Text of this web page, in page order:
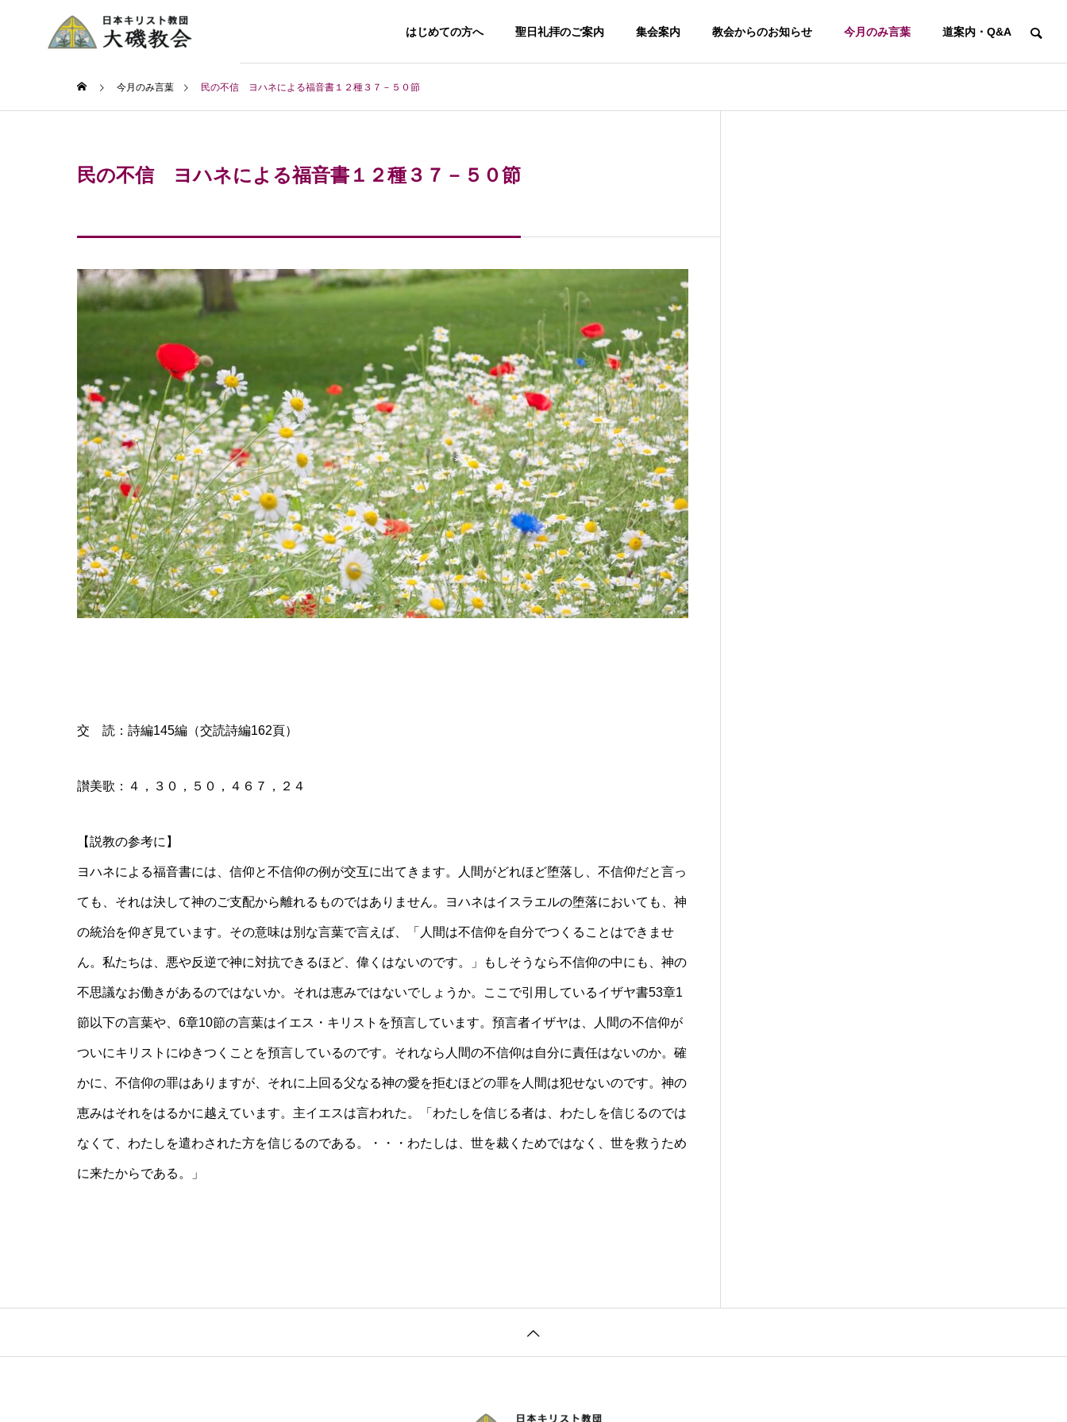
はじめての方へ 聖日礼拝のご案内 集会案内 教会からのお知らせ 今月のみ言葉 道案内・Q&A
今月のみ言葉 民の不信 ヨハネによる福音書１２種３７－５０節
民の不信 ヨハネによる福音書１２種３７－５０節
交 読：詩編145編（交読詩編162頁）
讃美歌：４，３０，５０，４６７，２４
【説教の参考に】
ヨハネによる福音書には、信仰と不信仰の例が交互に出てきます。人間がどれほど堕落し、不信仰だと言っ
ても、それは決して神のご支配から離れるものではありません。ヨハネはイスラエルの堕落においても、神
の統治を仰ぎ見ています。その意味は別な言葉で言えば、「人間は不信仰を自分でつくることはできませ
ん。私たちは、悪や反逆で神に対抗できるほど、偉くはないのです。」もしそうなら不信仰の中にも、神の
不思議なお働きがあるのではないか。それは恵みではないでしょうか。ここで引用しているイザヤ書53章1
節以下の言葉や、6章10節の言葉はイエス・キリストを預言しています。預言者イザヤは、人間の不信仰が
ついにキリストにゆきつくことを預言しているのです。それなら人間の不信仰は自分に責任はないのか。確
かに、不信仰の罪はありますが、それに上回る父なる神の愛を拒むほどの罪を人間は犯せないのです。神の
恵みはそれをはるかに越えています。主イエスは言われた。「わたしを信じる者は、わたしを信じるのでは
なくて、わたしを遣わされた方を信じるのである。・・・わたしは、世を裁くためではなく、世を救うため
に来たからである。」